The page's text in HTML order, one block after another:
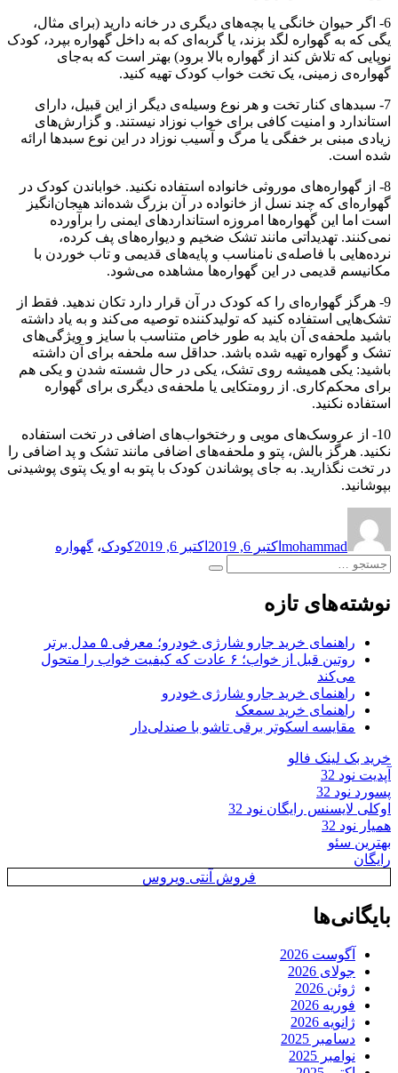
6- اگر حیوان خانگی یا بچه‌های دیگری در خانه دارید (برای مثال،
یگی که به گهواره لگد بزند، یا گربه‌ای که به داخل گهواره بپرد، کودک
نوپایی که تلاش کند از گهواره بالا برود) بهتر است که به‌جای
گهواره‌ی زمینی، یک تخت خواب کودک تهیه کنید.
7- سبدهای کنار تخت و هر نوع وسیله‌ی دیگر از این قبیل، دارای
استاندارد و امنیت کافی برای خواب نوزاد نیستند. و گزارش‌های
زیادی مبنی بر خفگی یا مرگ و آسیب نوزاد در این نوع سبدها ارائه
شده است.
8- از گهواره‌های موروثی خانواده استفاده نکنید. خواباندن کودک در
گهواره‌ای که چند نسل از خانواده در آن بزرگ شده‌اند هیجان‌انگیز
است اما این گهواره‌ها امروزه استاندارد‌های ایمنی را برآورده
نمی‌کنند. تهدیداتی مانند تشک ضخیم و دیواره‌های پف کرده،
نرده‌هایی با فاصله‌ی نامناسب و پایه‌های قدیمی و تاب خوردن با
مکانیسم‌ قدیمی در این گهواره‌ها مشاهده می‌شود.
9- هرگز گهواره‌ای را که کودک در آن قرار دارد تکان ندهید. فقط از
تشک‌هایی استفاده کنید که تولید‌کننده توصیه می‌کند و به یاد داشته
باشید ملحفه‌ی آن باید به طور خاص متناسب با سایز و ویژگی‌های
تشک و گهواره تهیه شده باشد. حداقل سه ملحفه برای آن داشته
باشید: یکی همیشه روی تشک، یکی در حال شسته شدن و یکی هم
برای محکم‌کاری. از رومتکایی یا ملحفه‌ی دیگری برای گهواره
استفاده نکنید.
10- از عروسک‌های مویی و رختخواب‌های اضافی در تخت استفاده
نکنید. هرگز بالش، پتو و ملحفه‌های اضافی مانند تشک و پد اضافی را
در تخت نگذارید. به جای پوشاندن کودک با پتو به او یک پتوی پوشیدنی
بپوشانید.
mohammadدر
اکتبر 6, 2019 اکتبر 6, 2019 کودک، گهواره
جستجو
جستجو
نوشته‌های تازه
راهنمای خرید جارو شارژی خودرو؛ معرفی ۵ مدل برتر
روتین قبل از خواب؛ ۶ عادت که کیفیت خواب را متحول
می‌کند
راهنمای خرید جارو شارژی خودرو
راهنمای خرید سمعک
مقایسه اسکوتر برقی تاشو با صندلی‌دار
خرید بک لینک فالو
آپدیت نود 32
پسورد نود 32
اوکلی لایسنس رایگان نود 32
همیار نود 32
بهترین سئو
رایگان
فروش آنتی ویروس
بایگانی‌ها
آگوست 2026
جولای 2026
ژوئن 2026
فوریه 2026
ژانویه 2026
دسامبر 2025
نوامبر 2025